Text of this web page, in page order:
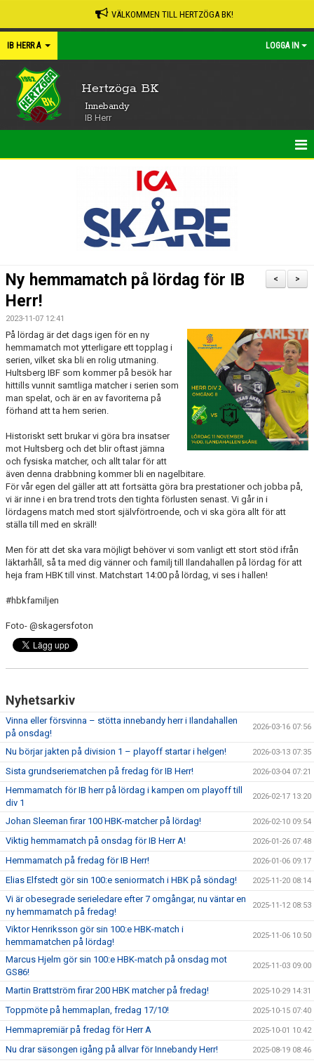
VÄLKOMMEN TILL HERTZÖGA BK!
IB HERR A LOGGA IN
Hertzöga BK
Innebandy
IB Herr
TRUPPEN
BILDGALLERI
DOKUMENT
KONTAKT
>
<
Ny hemmamatch på lördag för IB
Herr!
2023-11-07 12:41
På lördag är det dags igen för en ny
hemmamatch mot ytterligare ett topplag i
serien, vilket ska bli en rolig utmaning.
Hultsberg IBF som kommer på besök har
hittills vunnit samtliga matcher i serien som
man spelat, och är en av favoriterna på
förhand att ta hem serien.
Historiskt sett brukar vi göra bra insatser
mot Hultsberg och det blir oftast jämna
och fysiska matcher, och allt talar för att
även denna drabbning kommer bli en nagelbitare.
För vår egen del gäller att att fortsätta göra bra prestationer och jobba på,
vi är inne i en bra trend trots den tighta förlusten senast. Vi går in i
lördagens match med stort självförtroende, och vi ska göra allt för att
ställa till med en skräll!
Men för att det ska vara möjligt behöver vi som vanligt ett stort stöd ifrån
läktarhåll, så ta med dig vänner och familj till Ilandahallen på lördag för att
heja fram HBK till vinst. Matchstart 14:00 på lördag, vi ses i hallen!
#hbkfamiljen
Foto- @skagersfoton
Nyhetsarkiv
Vinna eller försvinna – stötta innebandy herr i Ilandahallen
på onsdag!
2026-03-16 07:56
Nu börjar jakten på division 1 – playoff startar i helgen! 2026-03-13 07:35
Sista grundseriematchen på fredag för IB Herr! 2026-03-04 07:21
Hemmamatch för IB herr på lördag i kampen om playoff till
div 1
2026-02-17 13:20
Johan Sleeman firar 100 HBK-matcher på lördag! 2026-02-10 09:54
Viktig hemmamatch på onsdag för IB Herr A! 2026-01-26 07:48
Hemmamatch på fredag för IB Herr! 2026-01-06 09:17
Elias Elfstedt gör sin 100:e seniormatch i HBK på söndag! 2025-11-20 08:14
Vi är obesegrade serieledare efter 7 omgångar, nu väntar en
ny hemmamatch på fredag!
2025-11-12 08:53
Viktor Henriksson gör sin 100:e HBK-match i
hemmamatchen på lördag!
2025-11-06 10:50
Marcus Hjelm gör sin 100:e HBK-match på onsdag mot
GS86!
2025-11-03 09:00
Martin Brattström firar 200 HBK matcher på fredag! 2025-10-29 14:31
Toppmöte på hemmaplan, fredag 17/10! 2025-10-15 07:40
Hemmapremiär på fredag för Herr A 2025-10-01 10:42
Nu drar säsongen igång på allvar för Innebandy Herr! 2025-08-19 08:46